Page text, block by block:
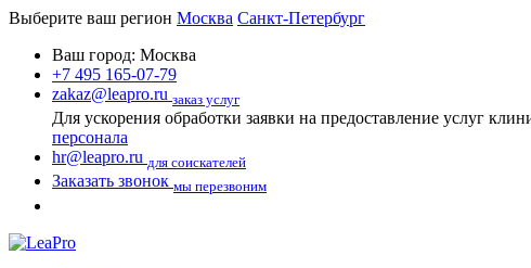
Выберите ваш регион Москва Санкт-Петербург
Ваш город: Москва
+7 495 165-07-79
zakaz@leapro.ru заказ услуг
Для ускорения обработки заявки на предоставление услуг
персонала
hr@leapro.ru для соискателей
Заказать звонок мы перезвоним